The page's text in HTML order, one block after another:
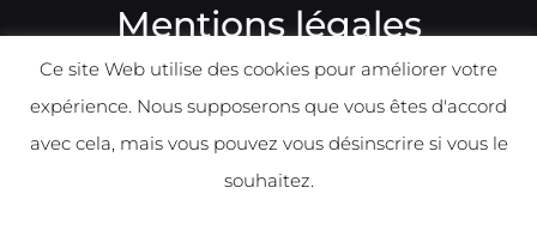
Mentions légales
Ce site Web utilise des cookies pour améliorer votre
expérience. Nous supposerons que vous êtes d'accord
avec cela, mais vous pouvez vous désinscrire si vous le
souhaitez.